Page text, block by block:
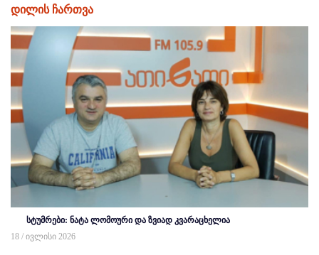
დილის ჩართვა
სტუმრები: ნატა ლომოური და ზვიად კვარაცხელია
18 / ივლისი 2026